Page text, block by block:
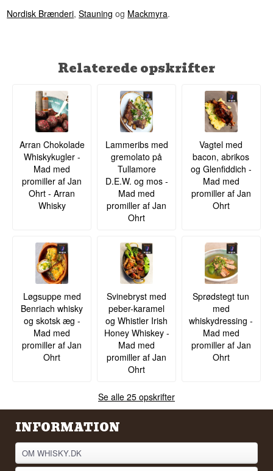
Nordisk Brænderi,Stauning og Mackmyra.
Relaterede opskrifter
Arran Chokolade
Whiskykugler -
Mad med
promiller af Jan
Ohrt - Arran
Whisky
Lammeribs med
gremolato på
Tullamore
D.E.W. og mos -
Mad med
promiller af Jan
Ohrt
Vagtel med
bacon, abrikos
og Glenfiddich -
Mad med
promiller af Jan
Ohrt
Løgsuppe med
Benriach whisky
og skotsk æg -
Mad med
promiller af Jan
Ohrt
Svinebryst med
peber-karamel
og Whistler Irish
Honey Whiskey -
Mad med
promiller af Jan
Ohrt
Sprødstegt tun
med
whiskydressing -
Mad med
promiller af Jan
Ohrt
Se alle 25 opskrifter
INFORMATION
OM WHISKY.DK